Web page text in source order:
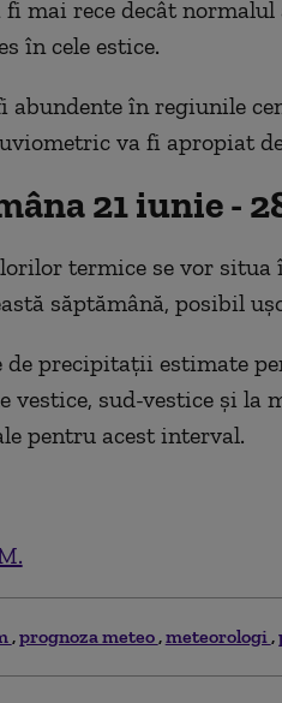
fi mai rece decât
în cele estice.
abundente în regiunile
va fi apropiat
21 iunie -
termice se vor situa
săptămână, posibil
precipitații estimate
vestice, sud-vestice și la
pentru acest interval.
prognoza meteo meteorologi